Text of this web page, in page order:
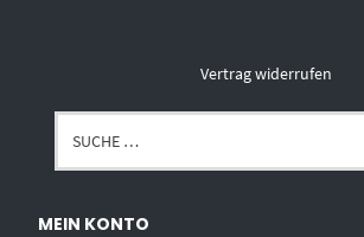
Vertrag widerrufen
MEIN KONTO